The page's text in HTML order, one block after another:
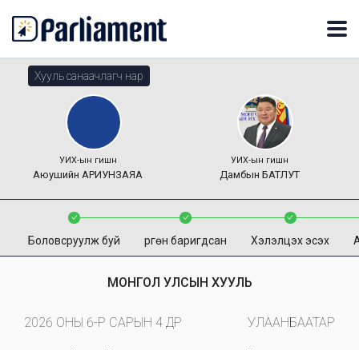
Хууль санаачлагч нар
УИХ-ын гишүүн
Аюушийн АРИУНЗАЯА
УИХ-ын гишүүн
Дамбын БАТЛУТ
Боловсруулж буй Өргөн баригдсан Хэлэлцэх эсэх
МОНГОЛ УЛСЫН ХУУЛЬ
2026 ОНЫ 6-Р САРЫН 4 ӨДӨР УЛААНБААТАР